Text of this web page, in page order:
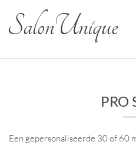
Salon Unique
PRO
Een gepersonaliseerde 30 of 60